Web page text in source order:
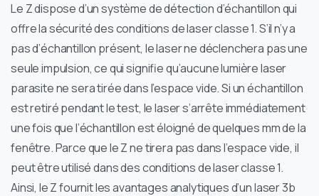
Le Z dispose d’un système de détection d’échantillon qui
offre la sécurité des conditions de laser classe 1. S’il n’y a
pas d’échantillon présent, le laser ne déclenchera pas une
seule impulsion, ce qui signifie qu’aucune lumière laser
parasite ne sera tirée dans l’espace vide. Si un échantillon
est retiré pendant le test, le laser s’arrête immédiatement
une fois que l’échantillon est éloigné de quelques mm de la
fenêtre. Parce que le Z ne tirera pas dans l’espace vide, il
peut être utilisé dans des conditions de laser classe 1.
Ainsi, le Z fournit les avantages analytiques d’un laser 3b